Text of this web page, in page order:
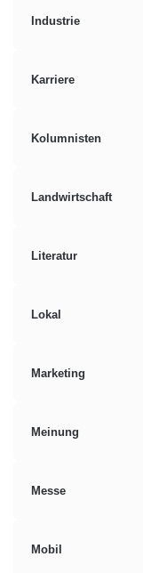
Industrie
Karriere
Kolumnisten
Landwirtschaft
Literatur
Lokal
Marketing
Meinung
Messe
Mobil